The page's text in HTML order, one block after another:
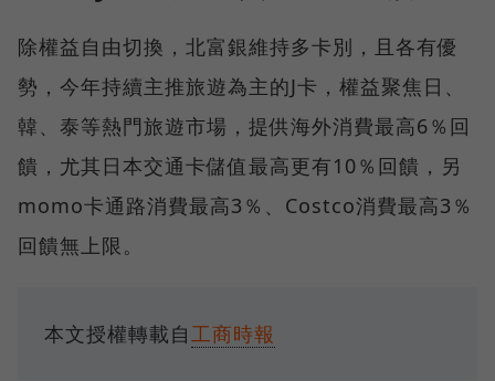
除權益自由切換，北富銀維持多卡別，且各有優
勢，今年持續主推旅遊為主的J卡，權益聚焦日、
韓、泰等熱門旅遊市場，提供海外消費最高6％回
饋，尤其日本交通卡儲值最高更有10％回饋，另
momo卡通路消費最高3％、Costco消費最高3％
回饋無上限。
本文授權轉載自 工商時報